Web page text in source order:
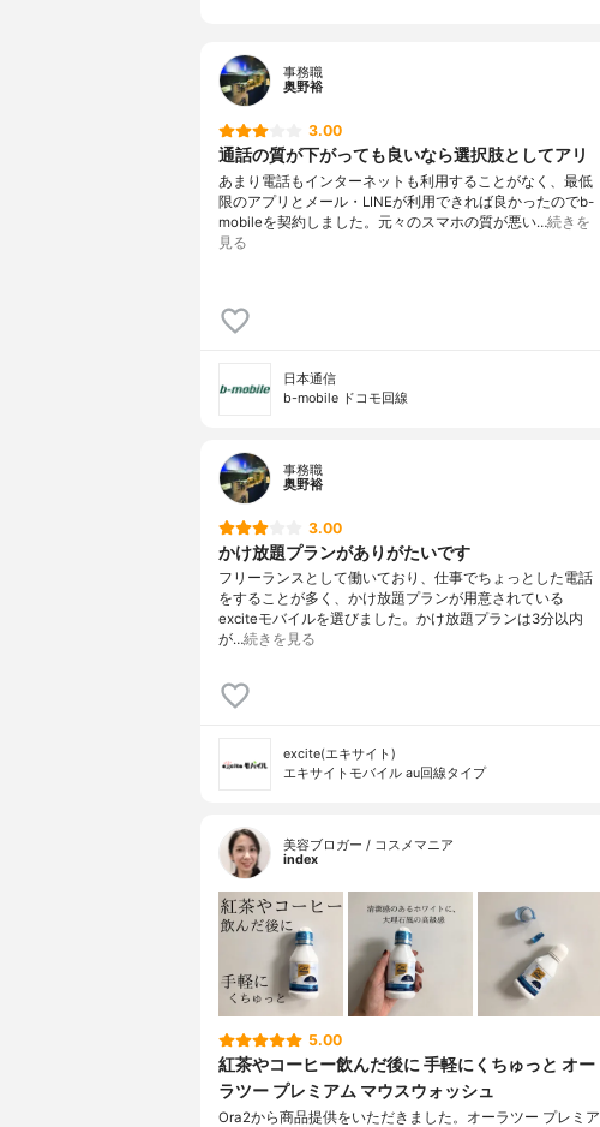
事務職
奥野裕
3.00
通話の質が下がっても良いなら選択肢としてアリ
あまり電話もインターネットも利用することがなく、最低
限のアプリとメール・LINEが利用できれば良かったのでb-
mobileを契約しました。元々のスマホの質が悪い…続きを
見る
日本通信
b-mobile ドコモ回線
事務職
奥野裕
3.00
かけ放題プランがありがたいです
フリーランスとして働いており、仕事でちょっとした電話
をすることが多く、かけ放題プランが用意されている
exciteモバイルを選びました。かけ放題プランは3分以内
が…続きを見る
excite(エキサイト)
エキサイトモバイル au回線タイプ
美容ブロガー / コスメマニア
index
5.00
紅茶やコーヒー飲んだ後に 手軽にくちゅっと オー
ラツー プレミアム マウスウォッシュ
Ora2から商品提供をいただきました。オーラツー プレミア